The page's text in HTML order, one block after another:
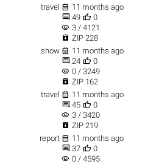
travel  11 months ago
 49  0
visibility 3 / 4121
 ZIP 228
show  11 months ago
 24  0
visibility 0 / 3249
 ZIP 162
travel  11 months ago
 45  0
visibility 3 / 3420
 ZIP 219
report  11 months ago
 37  0
visibility 0 / 4595